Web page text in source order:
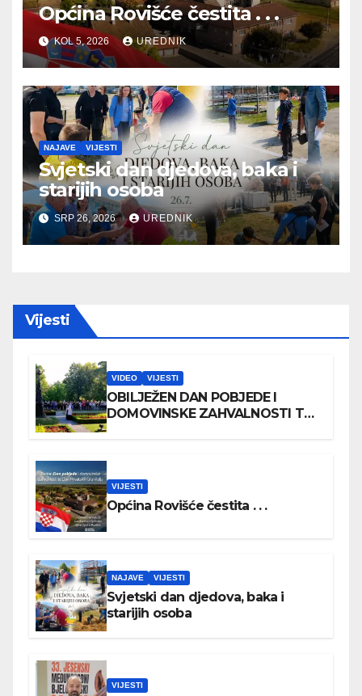
Općina Rovišće čestita . . .
KOL 5, 2026 UREDNIK
NAJAVE VIJESTI
Svjetski dan djedova, baka i
starijih osoba
SRP 26, 2026 UREDNIK
Vijesti
VIDEO VIJESTI
OBILJEŽEN DAN POBJEDE I
DOMOVINSKE ZAHVALNOSTI TE
VIJESTI
Općina Rovišće čestita . . .
NAJAVE VIJESTI
Svjetski dan djedova, baka i
starijih osoba
VIJESTI